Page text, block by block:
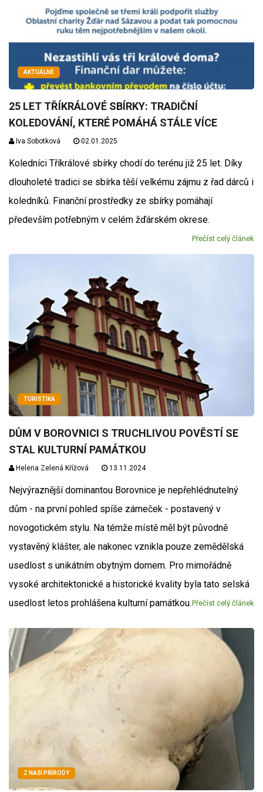
AKTUÁLNĚ
25 LET TŘÍKRÁLOVÉ SBÍRKY: TRADIČNÍ
KOLEDOVÁNÍ, KTERÉ POMÁHÁ STÁLE VÍCE
Iva Sobotková 02.01.2025
Koledníci Tříkrálové sbírky chodí do terénu již 25 let. Díky
dlouholeté tradici se sbírka těší velkému zájmu z řad dárců i
koledníků. Finanční prostředky ze sbírky pomáhají
především potřebným v celém žďárském okrese.
Přečíst celý článek
TURISTIKA
DŮM V BOROVNICI S TRUCHLIVOU POVĚSTÍ SE
STAL KULTURNÍ PAMÁTKOU
Helena Zelená Křížová 13.11.2024
Nejvýraznější dominantou Borovnice je nepřehlédnutelný
dům - na první pohled spíše zámeček - postavený v
novogotickém stylu. Na témže místě měl být původně
vystavěný klášter, ale nakonec vznikla pouze zemědělská
usedlost s unikátním obytným domem. Pro mimořádně
vysoké architektonické a historické kvality byla tato selská
usedlost letos prohlášena kulturní památkou.Přečíst celý článek
Z NAŠÍ PŘÍRODY